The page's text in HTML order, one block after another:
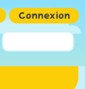
Connexion